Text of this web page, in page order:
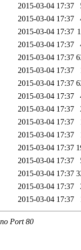
2015-03-04 17:37
2015-03-04 17:37
2015-03-04 17:37
2015-03-04 17:37
2015-03-04 17:37
2015-03-04 17:37
2015-03-04 17:37
2015-03-04 17:37
2015-03-04 17:37
2015-03-04 17:37
2015-03-04 17:37
2015-03-04 17:37
2015-03-04 17:37
2015-03-04 17:37
2015-03-04 17:37
2015-03-04 17:37
Port 80